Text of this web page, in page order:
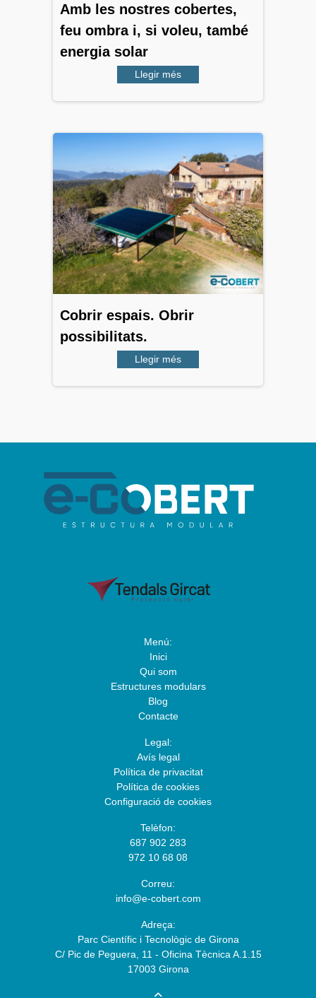
Amb les nostres cobertes,
feu ombra i, si voleu, també
energia solar
Llegir més
Cobrir espais. Obrir
possibilitats.
Llegir més
Menú:
Inici
Qui som
Estructures modulars
Blog
Contacte
Legal:
Avís legal
Política de privacitat
Política de cookies
Configuració de cookies
Telèfon:
687 902 283
972 10 68 08
Correu:
info@e-cobert.com
Adreça:
Parc Científic i Tecnològic de Girona
C/ Pic de Peguera, 11 - Oficina Tècnica A.1.15
17003 Girona